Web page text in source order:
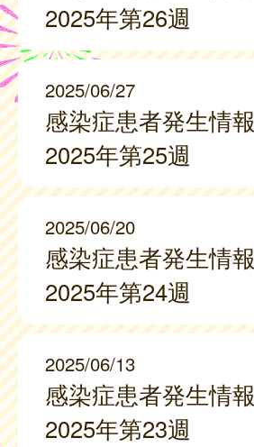
2025年第26週
2025/06/27
感染症患者発生情報
2025年第25週
2025/06/20
感染症患者発生情報
2025年第24週
2025/06/13
感染症患者発生情報
2025年第23週